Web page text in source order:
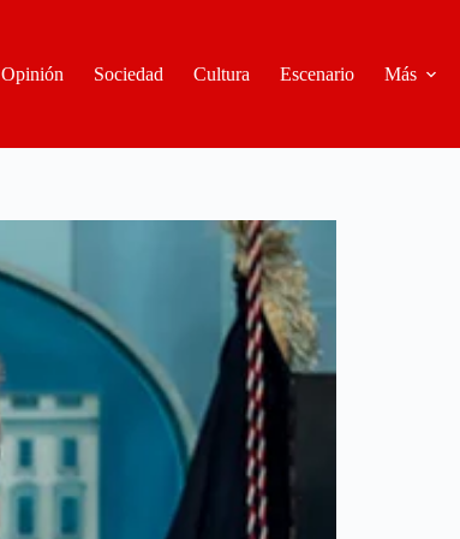
Opinión Sociedad Cultura Escenario Más